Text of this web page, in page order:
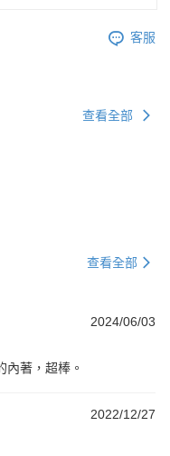
客服
查看全部
查看全部
2024/06/03
內著，超棒。
2022/12/27